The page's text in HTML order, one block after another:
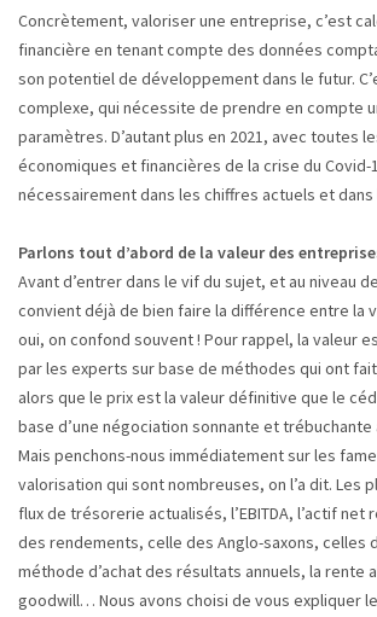
Concrètement, valoriser une entreprise, c’est
financière en tenant compte des données
son potentiel de développement dans le futur.
complexe, qui nécessite de prendre en compte
paramètres. D’autant plus en 2021, avec toutes
économiques et financières de la crise du
nécessairement dans les chiffres actuels et
Parlons tout d’abord de la valeur des
Avant d’entrer dans le vif du sujet, et au niveau
convient déjà de bien faire la différence entre la
oui, on confond souvent ! Pour rappel, la valeur
par les experts sur base de méthodes qui ont
alors que le prix est la valeur définitive que le
base d’une négociation sonnante et trébuchante
Mais penchons-nous immédiatement sur les
valorisation qui sont nombreuses, on l’a dit. Les
flux de trésorerie actualisés, l’EBITDA, l’actif net
des rendements, celle des Anglo-saxons, celles
méthode d’achat des résultats annuels, la rente
goodwill… Nous avons choisi de vous expliquer